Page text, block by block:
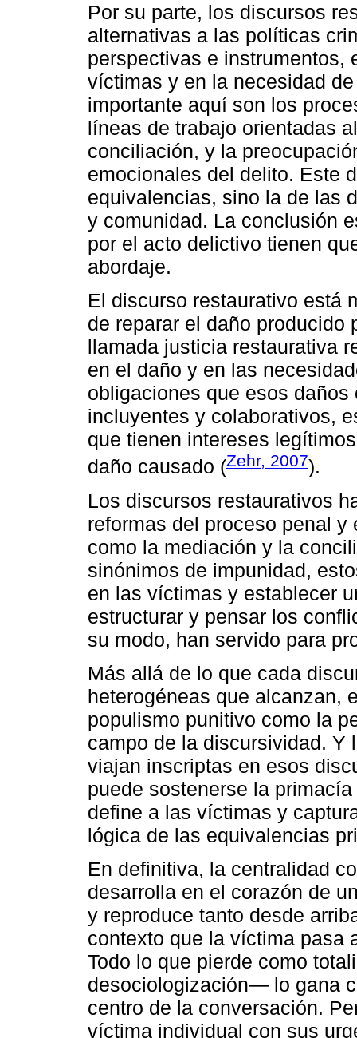
Por su parte, los discursos
alternativas a las políticas
perspectivas e instrumentos,
víctimas y en la necesidad
importante aquí son los
líneas de trabajo orientadas
conciliación, y la
emocionales del delito. Este
equivalencias, sino la de las
y comunidad. La conclusión
por el acto delictivo tienen
abordaje.
El discurso restaurativo está
de reparar el daño producido
llamada justicia restaurativa
en el daño y en las
obligaciones que esos
incluyentes y colaborativos,
que tienen intereses
daño causado (Zehr, 2007).
Los discursos restaurativos
reformas del proceso penal
como la mediación y la
sinónimos de impunidad,
en las víctimas y establecer
estructurar y pensar los
su modo, han servido para
Más allá de lo que cada
heterogéneas que alcanzan,
populismo punitivo como la
campo de la discursividad. Y
viajan inscriptas en esos
puede sostenerse la
define a las víctimas y
lógica de las equivalencias
En definitiva, la centralidad
desarrolla en el corazón de
y reproduce tanto desde
contexto que la víctima pasa
Todo lo que pierde como
desociologización― lo gana
centro de la conversación.
víctima individual con sus